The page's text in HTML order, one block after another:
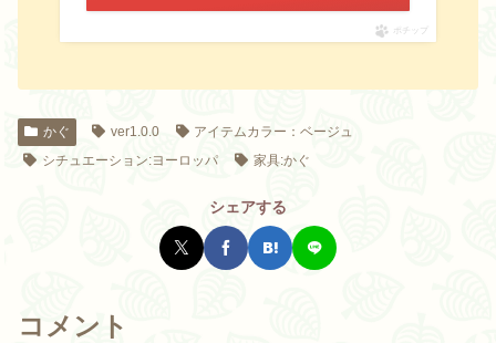
ポチップ
かぐ ver1.0.0
アイテムカラー：ベージュ
シチュエーション:ヨーロッパ
家具:かぐ
シェアする
コメント